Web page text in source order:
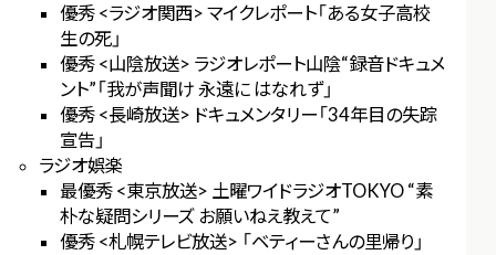
優秀 <ラジオ関西> マイクレポート「ある女子高校
生の死」
優秀 <山陰放送> ラジオレポート山陰“録音ドキュメ
ント”「我が声聞け 永遠に はなれず」
優秀 <長崎放送> ドキュメンタリー「34年目の失踪
宣告」
ラジオ娯楽
最優秀 <東京放送> 土曜ワイドラジオTOKYO “素
朴な疑問シリーズ お願いねえ教えて”
優秀 <札幌テレビ放送> 「ベティーさんの里帰り」